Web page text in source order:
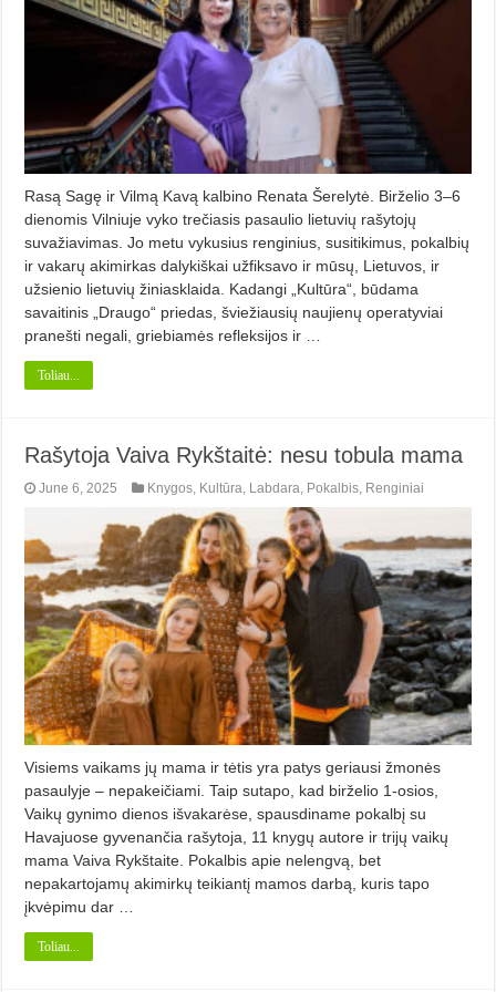
Rasą Sagę ir Vilmą Kavą kalbino Renata Šerelytė. Birželio 3–6
dienomis Vilniuje vyko tre­čiasis pasaulio lietuvių rašytojų
suvažia­vimas. Jo metu vykusius renginius, susitikimus, pokalbių
ir vakarų akimirkas dalykiškai užfiksavo ir mūsų, Lietuvos, ir
užsienio lietuvių žiniasklaida. Kadangi „Kultūra“, būdama
savaitinis „Draugo“ priedas, šviežiau­sių naujienų operatyviai
pranešti negali, griebiamės refleksijos ir …
Toliau...
Rašytoja Vaiva Rykštaitė: nesu tobula mama
June 6, 2025 Knygos, Kultūra, Labdara, Pokalbis, Renginiai
Visiems vaikams jų mama ir tėtis yra patys geriausi žmonės
pasaulyje – nepakeičiami. Taip sutapo, kad birželio 1-osios,
Vaikų gynimo dienos išvakarėse, spausdiname pokalbį su
Havajuose gyvenančia rašytoja, 11 knygų autore ir trijų vaikų
mama Vaiva Rykštaite. Pokalbis apie nelengvą, bet
nepakartojamų akimirkų teikiantį mamos darbą, kuris tapo
įkvėpimu dar …
Toliau...